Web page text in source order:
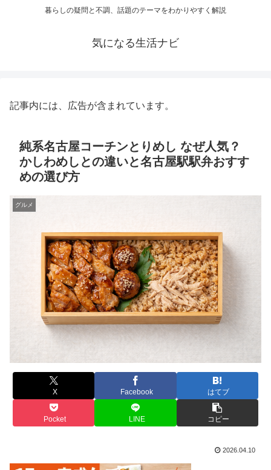
暮らしの疑問と不調、話題のテーマをわかりやすく解説
気になる生活ナビ
記事内には、広告が含まれています。
純系名古屋コーチンとりめし なぜ人気？
かしわめしとの違いと名古屋駅駅弁おすす
めの選び方
グルメ
X Facebook はてブ
Pocket LINE コピー
2026.04.10